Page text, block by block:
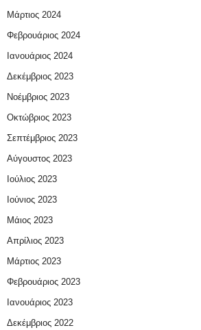
Μάρτιος 2024
Φεβρουάριος 2024
Ιανουάριος 2024
Δεκέμβριος 2023
Νοέμβριος 2023
Οκτώβριος 2023
Σεπτέμβριος 2023
Αύγουστος 2023
Ιούλιος 2023
Ιούνιος 2023
Μάιος 2023
Απρίλιος 2023
Μάρτιος 2023
Φεβρουάριος 2023
Ιανουάριος 2023
Δεκέμβριος 2022